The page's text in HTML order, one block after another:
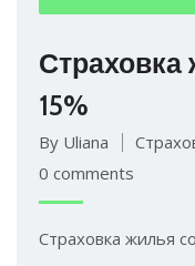
Страховка
15%
By Uliana
0 comments
Страховка жилья